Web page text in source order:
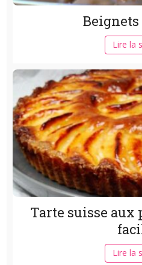
Lire la
Tarte suisse aux
Lire la